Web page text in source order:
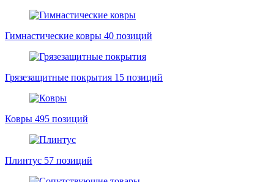
Гимнастические ковры 40 позиций
Грязезащитные покрытия 15 позиций
Ковры 495 позиций
Плинтус 57 позиций